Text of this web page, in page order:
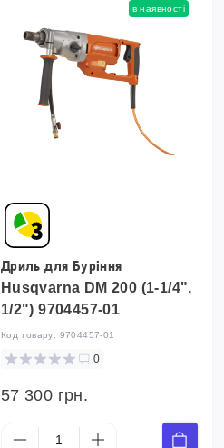
в наявності
Дриль для Буріння
Husqvarna DM 200 (1-1/4",
1/2") 9704457-01
Код товару: 9704457-01
0
57 300 грн.